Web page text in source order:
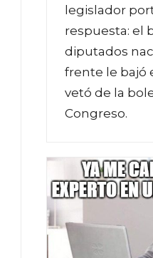
legislador
respuesta: el
diputados
frente le bajó
vetó de la
Congreso.